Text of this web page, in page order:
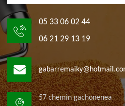
05 33 06 02 44
06 21 29 13 19
57 chemin gachonenea